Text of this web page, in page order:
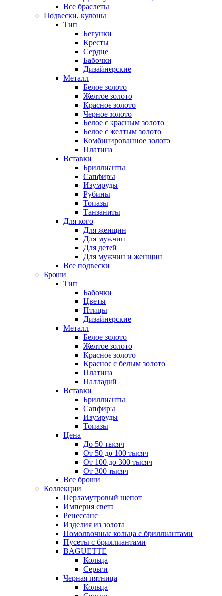
Все браслеты
Подвески, кулоны
Тип
Бегунки
Кресты
Сердце
Бабочки
Дизайнерские
Металл
Белое золото
Желтое золото
Красное золото
Черное золото
Белое с красным золото
Белое с желтым золото
Комбинированное золото
Платина
Вставки
Бриллианты
Сапфиры
Изумруды
Рубины
Топазы
Танзаниты
Для кого
Для женщин
Для мужчин
Для детей
Для мужчин и женщин
Все подвески
Броши
Тип
Бабочки
Цветы
Птицы
Дизайнерские
Металл
Белое золото
Желтое золото
Красное золото
Красное с белым золото
Платина
Палладий
Вставки
Бриллианты
Сапфиры
Изумруды
Топазы
Цена
До 50 тысяч
От 50 до 100 тысяч
От 100 до 300 тысяч
От 300 тысяч
Все броши
Коллекции
Перламутровый шепот
Империя света
Ренессанс
Изделия из золота
Помолвочные кольца с бриллиантами
Пусеты с бриллиантами
BAGUETTE
Кольца
Серьги
Черная пятница
Кольца